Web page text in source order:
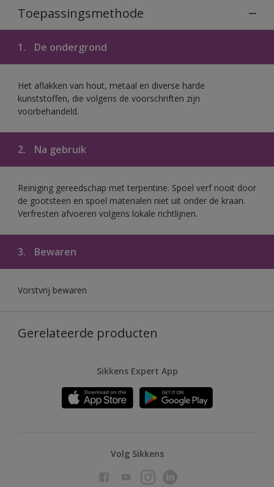
Toepassingsmethode
1. De ondergrond
Het aflakken van hout, metaal en diverse harde
kunststoffen, die volgens de voorschriften zijn
voorbehandeld.
2. Na gebruik
Reiniging gereedschap met terpentine. Spoel verf nooit door
de gootsteen en spoel materialen niet uit onder de kraan.
Verfresten afvoeren volgens lokale richtlijnen.
3. Bewaren
Vorstvrij bewaren
Gerelateerde producten
Sikkens Expert App
Volg Sikkens